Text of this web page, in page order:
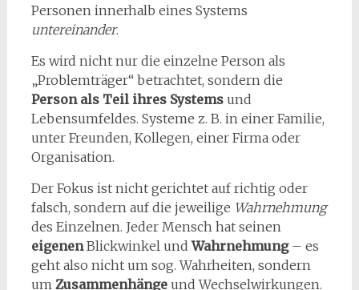
Personen innerhalb eines Systems
untereinander.
Es wird nicht nur die einzelne Person als
„Problemträger“ betrachtet, sondern die
Person als Teil ihres Systemsund
Lebensumfeldes. Systeme z. B. in einer Familie,
unter Freunden, Kollegen, einer Firma oder
Organisation.
Der Fokus ist nicht gerichtet auf richtig oder
falsch, sondern auf die jeweilige Wahrnehmung
des Einzelnen. Jeder Mensch hat seinen
eigenenBlickwinkel undWahrnehmung– es
geht also nicht um sog. Wahrheiten, sondern
um Zusammenhängeund Wechselwirkungen.